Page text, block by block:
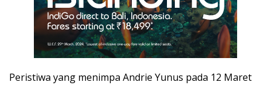
Peristiwa yang menimpa Andrie Yunus pada 12 Maret